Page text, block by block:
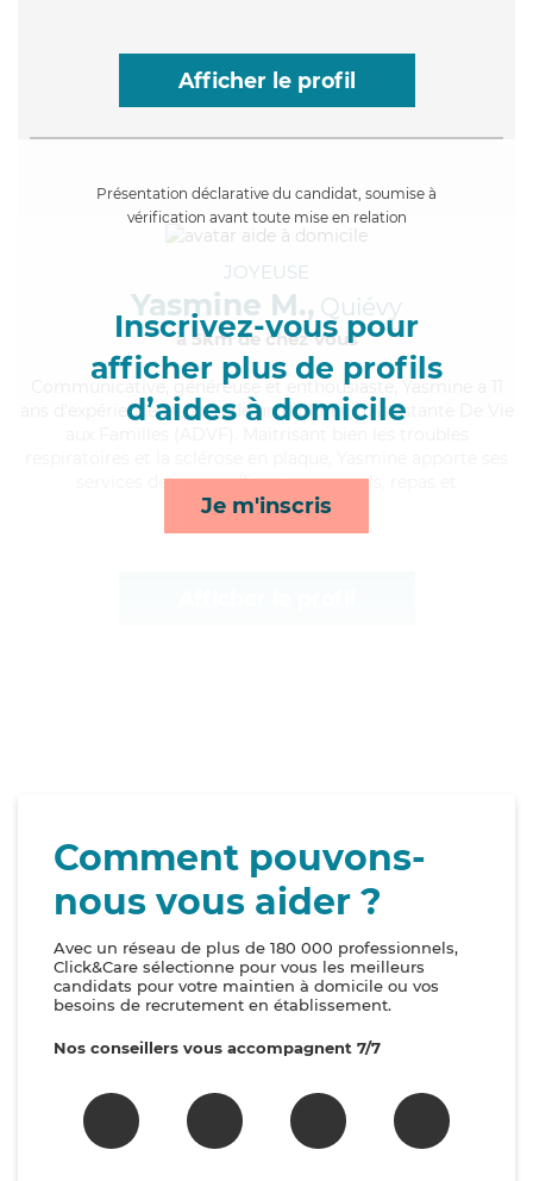
Afficher le profil
Présentation déclarative du candidat, soumise à
vérification avant toute mise en relation
Inscrivez-vous pour
afficher plus de profils
d’aides à domicile
Je m'inscris
JOYEUSE
Yasmine M., Quiévy
à 5km de chez Vous
, généreuse et enthousiaste, Yasmine a 11
ans d'expérience et possède un diplôme d'Assistante De Vie
services de courses/livraison, rappels, repas et
toilette/habillage*
Comment pouvons-
nous vous aider ?
Avec un réseau de plus de 180 000 professionnels,
Click&Care sélectionne pour vous les meilleurs
candidats pour votre maintien à domicile ou vos
besoins de recrutement en établissement.
Nos conseillers vous accompagnent 7/7